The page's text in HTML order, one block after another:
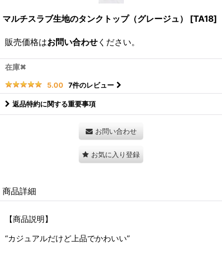
マルチスラブ生地のタンクトップ（グレージュ） [TA18]
販売価格はお問い合わせください。
在庫✖
5.00 7件のレビュー
返品特約に関する重要事項
お問い合わせ
お気に入り登録
商品詳細
【商品説明】
“カジュアルだけど上品でかわいい”